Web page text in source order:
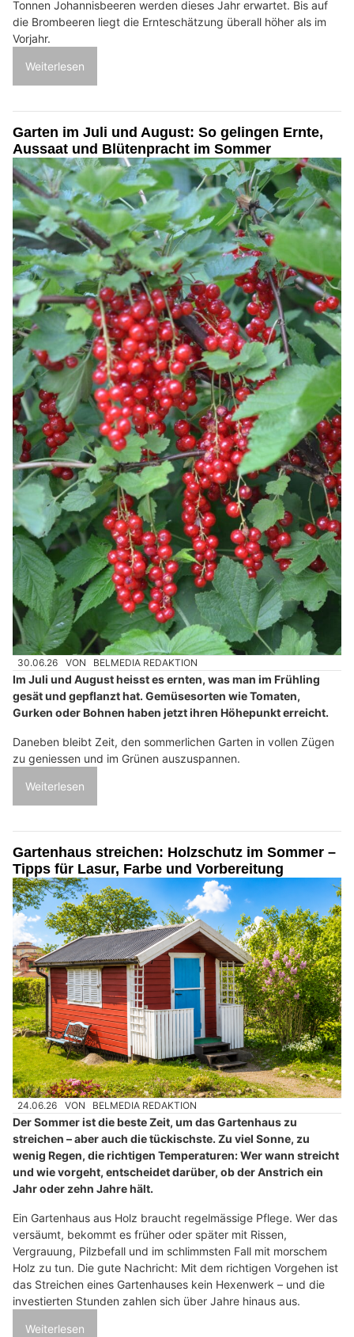
Tonnen Johannisbeeren werden dieses Jahr erwartet. Bis auf
die Brombeeren liegt die Ernteschätzung überall höher als im
Vorjahr.
Weiterlesen
Garten im Juli und August: So gelingen Ernte,
Aussaat und Blütenpracht im Sommer
30.06.26 VON BELMEDIA REDAKTION
Im Juli und August heisst es ernten, was man im Frühling
gesät und gepflanzt hat. Gemüsesorten wie Tomaten,
Gurken oder Bohnen haben jetzt ihren Höhepunkt erreicht.
Daneben bleibt Zeit, den sommerlichen Garten in vollen Zügen
zu geniessen und im Grünen auszuspannen.
Weiterlesen
Gartenhaus streichen: Holzschutz im Sommer –
Tipps für Lasur, Farbe und Vorbereitung
24.06.26 VON BELMEDIA REDAKTION
Der Sommer ist die beste Zeit, um das Gartenhaus zu
streichen – aber auch die tückischste. Zu viel Sonne, zu
wenig Regen, die richtigen Temperaturen: Wer wann streicht
und wie vorgeht, entscheidet darüber, ob der Anstrich ein
Jahr oder zehn Jahre hält.
Ein Gartenhaus aus Holz braucht regelmässige Pflege. Wer das
versäumt, bekommt es früher oder später mit Rissen,
Vergrauung, Pilzbefall und im schlimmsten Fall mit morschem
Holz zu tun. Die gute Nachricht: Mit dem richtigen Vorgehen ist
das Streichen eines Gartenhauses kein Hexenwerk – und die
investierten Stunden zahlen sich über Jahre hinaus aus.
Weiterlesen